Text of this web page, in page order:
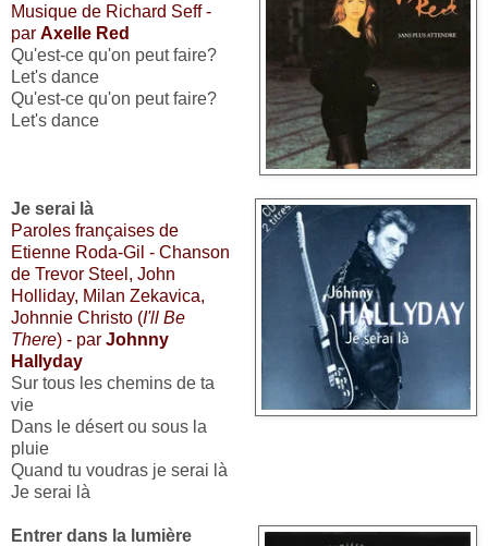
Musique de Richard Seff -
par Axelle Red
Qu'est-ce qu'on peut faire?
Let's dance
Qu'est-ce qu'on peut faire?
Let's dance
Je serai là
Paroles françaises de
Etienne Roda-Gil - Chanson
de Trevor Steel, John
Holliday, Milan Zekavica,
Johnnie Christo (I'll Be
There) - par Johnny
Hallyday
Sur tous les chemins de ta
vie
Dans le désert ou sous la
pluie
Quand tu voudras je serai là
Je serai là
Entrer dans la lumière